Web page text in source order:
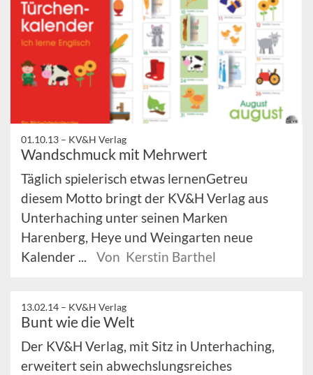
01.10.13 – KV&H Verlag
Wandschmuck mit Mehrwert
Täglich spielerisch etwas lernenGetreu
diesem Motto bringt der KV&H Verlag aus
Unterhaching unter seinen Marken
Harenberg, Heye und Weingarten neue
Kalender ...
Von Kerstin Barthel
13.02.14 – KV&H Verlag
Bunt wie die Welt
Der KV&H Verlag, mit Sitz in Unterhaching,
erweitert sein abwechslungsreiches